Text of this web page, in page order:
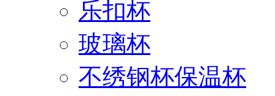
乐扣杯
玻璃杯
不绣钢杯保温杯